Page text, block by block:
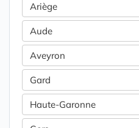
Ariège
Aude
Aveyron
Gard
Haute-Garonne